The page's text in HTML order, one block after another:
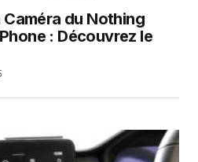
du Nothing
: Découvrez le